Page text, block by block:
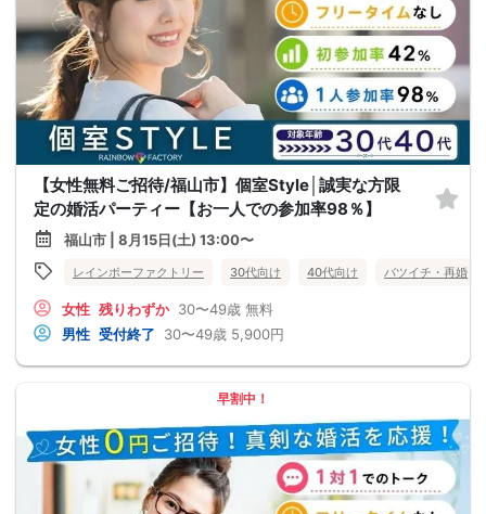
【女性無料ご招待/福山市】個室Style│誠実な方限
定の婚活パーティー【お一人での参加率98％】
福山市 | 8月15日(土) 13:00〜
レインボーファクトリー 30代向け 40代向け バツイチ・再婚
女性 残りわずか 30〜49歳 無料
男性 受付終了 30〜49歳 5,900円
早割中！